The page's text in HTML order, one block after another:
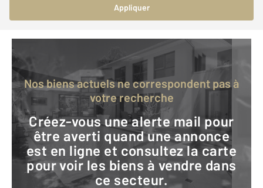
Appliquer
Nos biens actuels ne correspondent pas à
votre recherche
Créez-vous une alerte mail pour
être averti quand une annonce
est en ligne et consultez la carte
pour voir les biens à vendre dans
ce secteur.